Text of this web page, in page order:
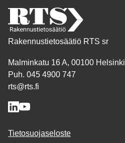
Rakennustietosäätiö RTS sr
Malminkatu 16 A, 00100 Helsinki
Puh. 045 4900 747
rts@rts.fi
Tietosuojaseloste